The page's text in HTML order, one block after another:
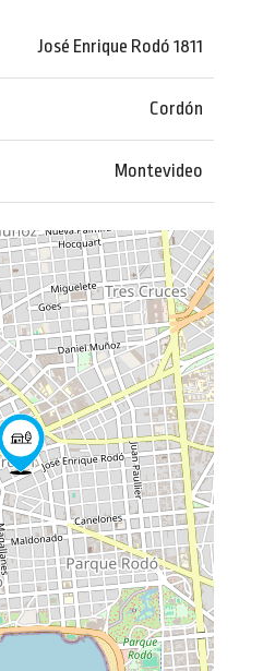
José Enrique Rodó 1811
Cordón
Montevideo